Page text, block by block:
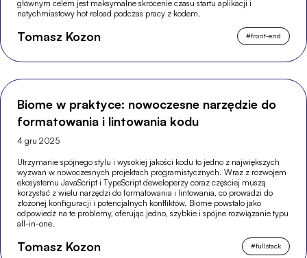
głównym celem jest maksymalne skrócenie czasu startu aplikacji i
natychmiastowy hot reload podczas pracy z kodem.
Tomasz Kozon #front-end
Biome w praktyce: nowoczesne narzędzie do
formatowania i lintowania kodu
4 gru 2025
Utrzymanie spójnego stylu i wysokiej jakości kodu to jedno z największych
wyzwań w nowoczesnych projektach programistycznych. Wraz z rozwojem
ekosystemu JavaScript i TypeScript deweloperzy coraz częściej muszą
korzystać z wielu narzędzi do formatowania i lintowania, co prowadzi do
złożonej konfiguracji i potencjalnych konfliktów. Biome powstało jako
odpowiedź na te problemy, oferując jedno, szybkie i spójne rozwiązanie typu
all-in-one.
Tomasz Kozon #fullstack